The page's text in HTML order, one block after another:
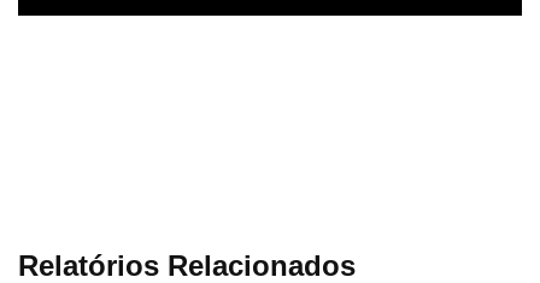
Relatórios Relacionados